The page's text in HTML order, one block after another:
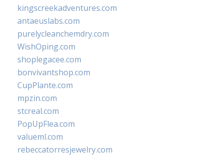
kingscreekadventures.com
antaeuslabs.com
purelycleanchemdry.com
WishOping.com
shoplegacee.com
bonvivantshop.com
CupPlante.com
mpzin.com
stcreal.com
PopUpFlea.com
valueml.com
rebeccatorresjewelry.com